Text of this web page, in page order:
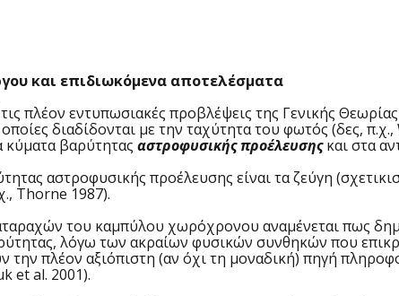
και επιδιωκόμενα αποτελέσματα
πλέον εντυπωσιακές προβλέψεις της Γενικής
διαδίδονται με την ταχύτητα του φωτός (δες,
κύματα βαρύτητας αστροφυσικής προέλευσηςκαι στα
αστροφυσικής προέλευσης είναι τα ζεύγη
Thorne 1987).
του καμπύλου χωρόχρονου αναμένεται πως
λόγω των ακραίων φυσικών συνθηκών που
την πλέον αξιόπιστη (αν όχι τη μοναδική) πηγή
et al. 2001).